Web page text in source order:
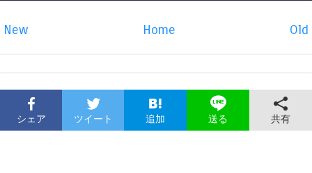
New Old
Home
シェア ツイート 追加 送る 共有